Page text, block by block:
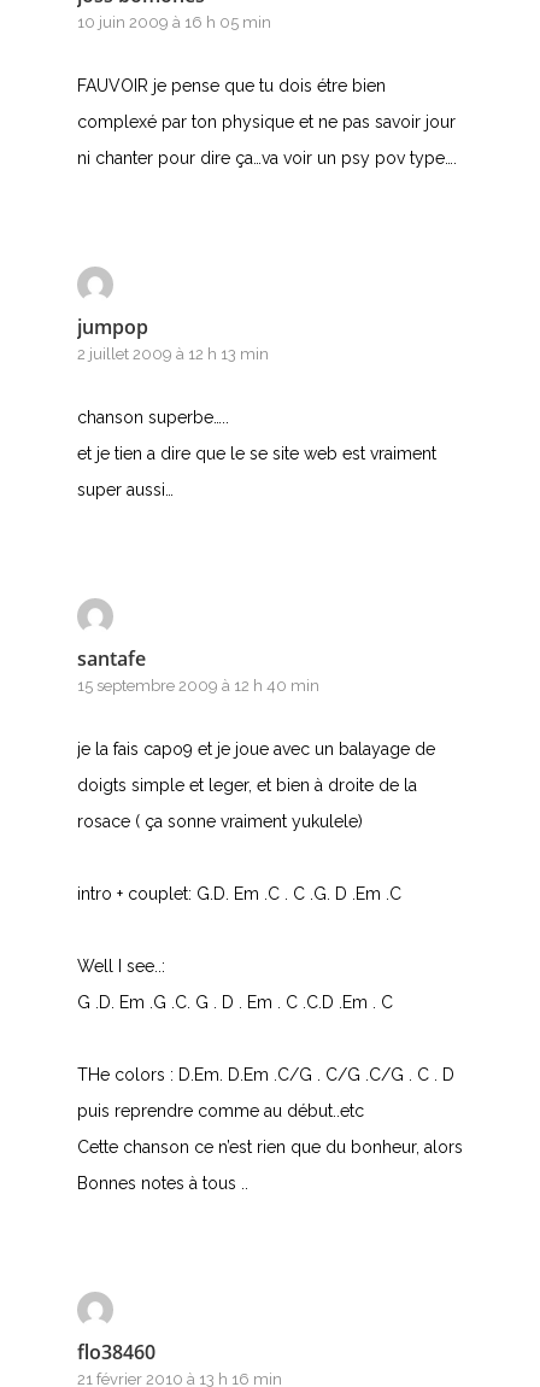
10 juin 2009 à 16 h 05 min
FAUVOIR je pense que tu dois étre bien
complexé par ton physique et ne pas savoir jour
ni chanter pour dire ça…va voir un psy pov type….
jumpop
2 juillet 2009 à 12 h 13 min
chanson superbe…..
et je tien a dire que le se site web est vraiment
super aussi…
santafe
15 septembre 2009 à 12 h 40 min
je la fais capo9 et je joue avec un balayage de
doigts simple et leger, et bien à droite de la
rosace ( ça sonne vraiment yukulele)
intro + couplet: G.D. Em .C . C .G. D .Em .C
Well I see..:
G .D. Em .G .C. G . D . Em . C .C.D .Em . C
THe colors : D.Em. D.Em .C/G . C/G .C/G . C . D
puis reprendre comme au début..etc
Cette chanson ce n’est rien que du bonheur, alors
Bonnes notes à tous ..
flo38460
21 février 2010 à 13 h 16 min
Q
R
X